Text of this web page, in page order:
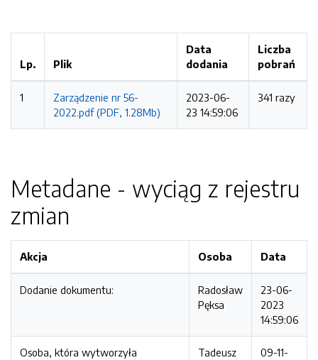
Lp. Plik
Data
dodania
Liczba
pobrań
1
Zarządzenie nr 56-
2022.pdf (PDF, 1.28Mb)
2023-06-
23 14:59:06
341 razy
Metadane - wyciąg z rejestru
zmian
Akcja Osoba Data
Dodanie dokumentu:
Radosław
Pęksa
23-06-
2023
14:59:06
Osoba, która wytworzyła
Tadeusz
09-11-